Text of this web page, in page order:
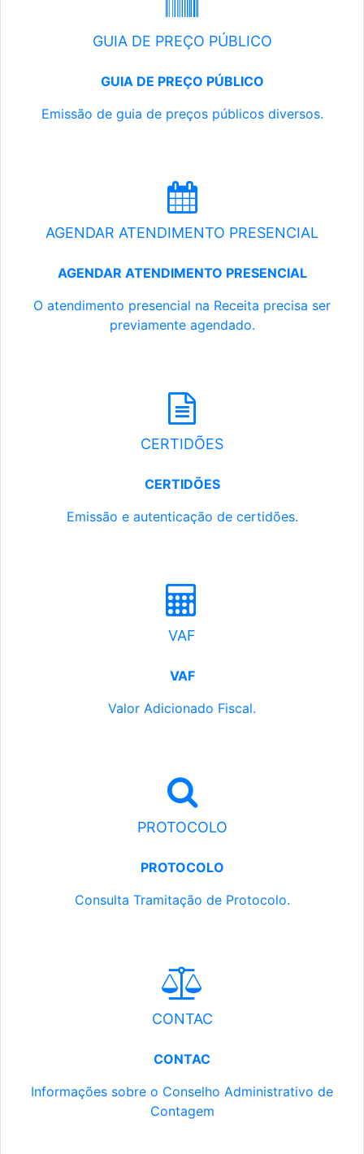
GUIA DE PREÇO PÚBLICO
GUIA DE PREÇO PÚBLICO
Emissão de guia de preços públicos diversos.
AGENDAR ATENDIMENTO PRESENCIAL
AGENDAR ATENDIMENTO PRESENCIAL
O atendimento presencial na Receita precisa ser
previamente agendado.
CERTIDÕES
CERTIDÕES
Emissão e autenticação de certidões.
VAF
VAF
Valor Adicionado Fiscal.
PROTOCOLO
PROTOCOLO
Consulta Tramitação de Protocolo.
CONTAC
CONTAC
Informações sobre o Conselho Administrativo de
Contagem